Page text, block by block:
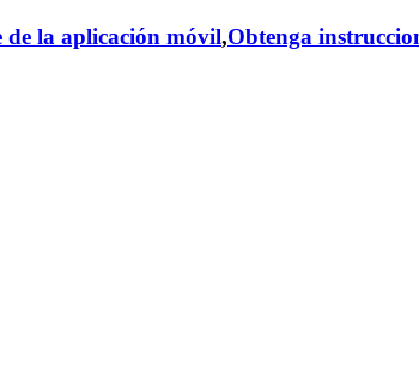
de la aplicación móvil,Obtenga